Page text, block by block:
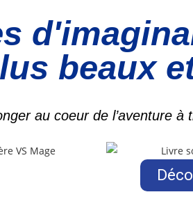
beaux
au coeur de l’aventure